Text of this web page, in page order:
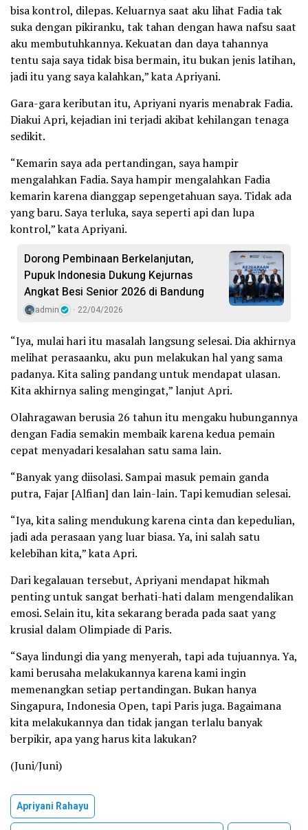
bisa kontrol, dilepas. Keluarnya saat aku lihat Fadia tak
suka dengan pikiranku, tak tahan dengan hawa nafsu saat
aku membutuhkannya. Kekuatan dan daya tahannya
tentu saja saya tidak bisa bermain, itu bukan jenis latihan,
jadi itu yang saya kalahkan,” kata Apriyani.
Gara-gara keributan itu, Apriyani nyaris menabrak Fadia.
Diakui Apri, kejadian ini terjadi akibat kehilangan tenaga
sedikit.
“Kemarin saya ada pertandingan, saya hampir
mengalahkan Fadia. Saya hampir mengalahkan Fadia
kemarin karena dianggap sepengetahuan saya. Tidak ada
yang baru. Saya terluka, saya seperti api dan lupa
kontrol,” kata Apriyani.
Dorong Pembinaan Berkelanjutan,
Pupuk Indonesia Dukung Kejurnas
Angkat Besi Senior 2026 di Bandung
admin 22/04/2026
“Iya, mulai hari itu masalah langsung selesai. Dia akhirnya
melihat perasaanku, aku pun melakukan hal yang sama
padanya. Kita saling pandang untuk mendapat ulasan.
Kita akhirnya saling mengingat,” lanjut Apri.
Olahragawan berusia 26 tahun itu mengaku hubungannya
dengan Fadia semakin membaik karena kedua pemain
cepat menyadari kesalahan satu sama lain.
“Banyak yang diisolasi. Sampai masuk pemain ganda
putra, Fajar [Alfian] dan lain-lain. Tapi kemudian selesai.
“Iya, kita saling mendukung karena cinta dan kepedulian,
jadi ada perasaan yang luar biasa. Ya, ini salah satu
kelebihan kita,” kata Apri.
Dari kegalauan tersebut, Apriyani mendapat hikmah
penting untuk sangat berhati-hati dalam mengendalikan
emosi. Selain itu, kita sekarang berada pada saat yang
krusial dalam Olimpiade di Paris.
“Saya lindungi dia yang menyerah, tapi ada tujuannya. Ya,
kami berusaha melakukannya karena kami ingin
memenangkan setiap pertandingan. Bukan hanya
Singapura, Indonesia Open, tapi Paris juga. Bagaimana
kita melakukannya dan tidak jangan terlalu banyak
berpikir, apa yang harus kita lakukan?
(Juni/Juni)
Apriyani Rahayu